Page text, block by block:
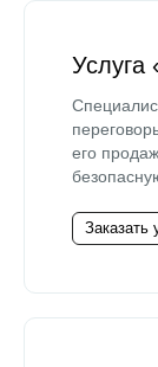
Услуга
его
Заказать